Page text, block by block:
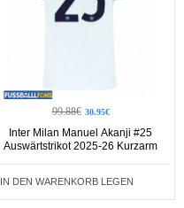
99.88€ 30.95€
Inter Milan Manuel Akanji #25
Auswärtstrikot 2025-26 Kurzarm
IN DEN WARENKORB LEGEN